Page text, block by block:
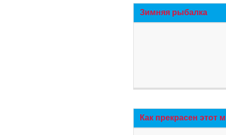
Зимняя рыбалка
Как прекрасен этот